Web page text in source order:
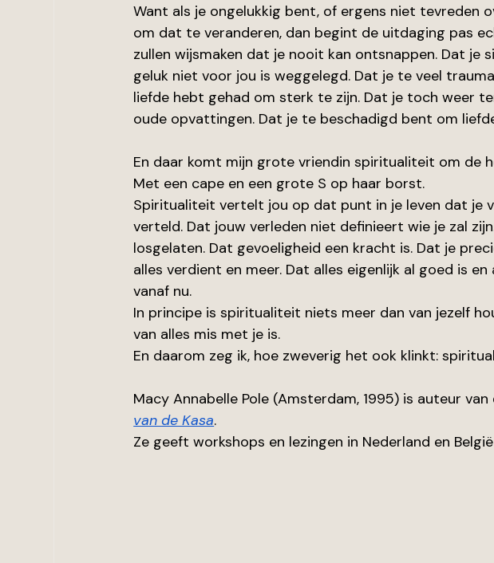
Want als je ongelukkig bent, of ergens niet tevreden
om dat te veranderen, dan begint de uitdaging pas
zullen wijsmaken dat je nooit kan ontsnappen. Dat je
geluk niet voor jou is weggelegd. Dat je te veel
liefde hebt gehad om sterk te zijn. Dat je toch weer
oude opvattingen. Dat je te beschadigd bent om
En daar komt mijn grote vriendin spiritualiteit om de
Met een cape en een grote S op haar borst.
Spiritualiteit vertelt jou op dat punt in je leven dat je
verteld. Dat jouw verleden niet definieert wie je zal
losgelaten. Dat gevoeligheid een kracht is. Dat je
alles verdient en meer. Dat alles eigenlijk al goed is
vanaf nu.
In principe is spiritualiteit niets meer dan van jezelf
van alles mis met je is.
En daarom zeg ik, hoe zweverig het ook klinkt:
Macy Annabelle Pole (Amsterdam, 1995) is auteur
van de Kasa.
Ze geeft workshops en lezingen in Nederland en